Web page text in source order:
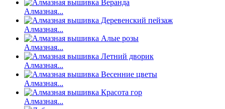
Алмазная...
Алмазная...
Алмазная...
Алмазная...
Алмазная...
Алмазная...